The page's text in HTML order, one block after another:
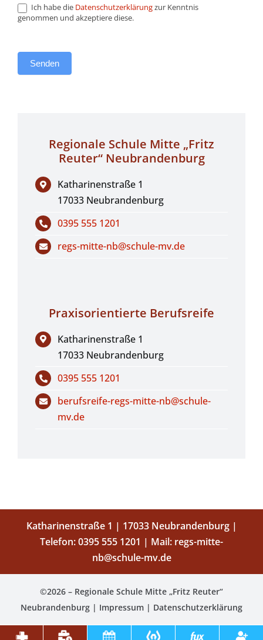
Ich habe die Datenschutzerklärungzur Kenntnis
genommen und akzeptiere diese.
Senden
Regionale Schule Mitte „Fritz
Reuter“ Neubrandenburg
Katharinenstraße 1
17033 Neubrandenburg
0395 555 1201
regs-mitte-nb@schule-mv.de
Praxisorientierte Berufsreife
Katharinenstraße 1
17033 Neubrandenburg
0395 555 1201
berufsreife-regs-mitte-nb@schule-
mv.de
Katharinenstraße 1 | 17033 Neubrandenburg |
Telefon:0395 555 1201 | Mail: regs-mitte-
nb@schule-mv.de
©2026 – Regionale Schule Mitte „Fritz Reuter“
Neubrandenburg | Impressum | Datenschutzerklärung